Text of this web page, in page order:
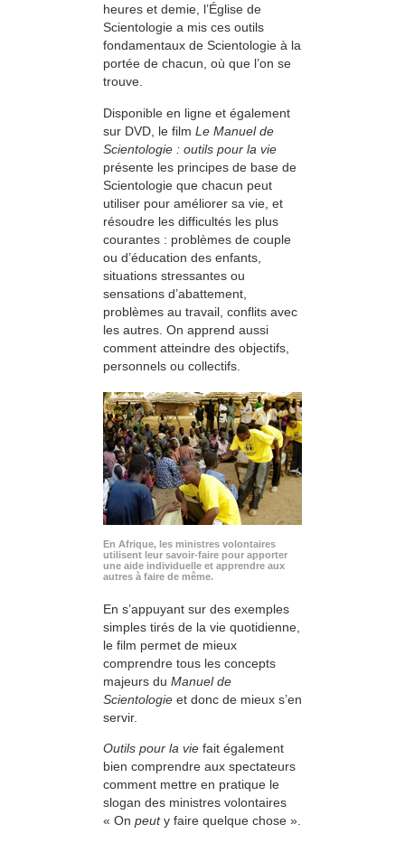
heures et demie, l’Église de
Scientologie a mis ces outils
fondamentaux de Scientologie à la
portée de chacun, où que l’on se
trouve.
Disponible en ligne et également
sur DVD, le film Le Manuel de
Scientologie : outils pour la vie
présente les principes de base de
Scientologie que chacun peut
utiliser pour améliorer sa vie, et
résoudre les difficultés les plus
courantes : problèmes de couple
ou d’éducation des enfants,
situations stressantes ou
sensations d’abattement,
problèmes au travail, conflits avec
les autres. On apprend aussi
comment atteindre des objectifs,
personnels ou collectifs.
En Afrique, les ministres volontaires
utilisent leur savoir-faire pour apporter
une aide individuelle et apprendre aux
autres à faire de même.
En s’appuyant sur des exemples
simples tirés de la vie quotidienne,
le film permet de mieux
comprendre tous les concepts
majeurs du Manuel de
Scientologie et donc de mieux s’en
servir.
Outils pour la vie fait également
bien comprendre aux spectateurs
comment mettre en pratique le
slogan des ministres volontaires
« On peuty faire quelque chose ».